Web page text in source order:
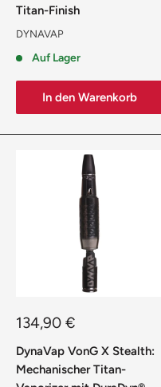
Titan-Finish
DYNAVAP
Auf Lager
In den Warenkorb
Sonderpreis
134,90 €
DynaVap VonG X Stealth:
Mechanischer Titan-